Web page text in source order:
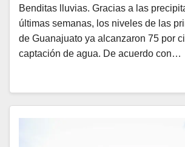
Benditas lluvias. Gracias a las
últimas semanas, los niveles de las
de Guanajuato ya alcanzaron 75 por
captación de agua. De acuerdo con…